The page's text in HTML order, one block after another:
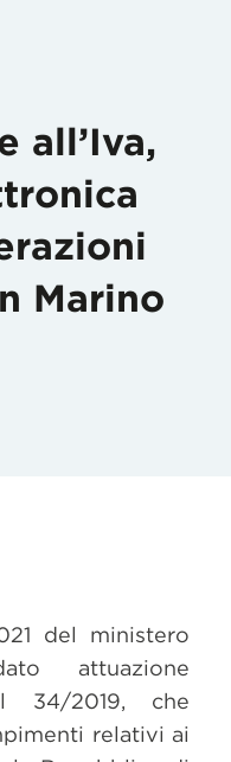
all’Iva,
Marino
del ministero
attuazione
34/2019, che
relativi ai